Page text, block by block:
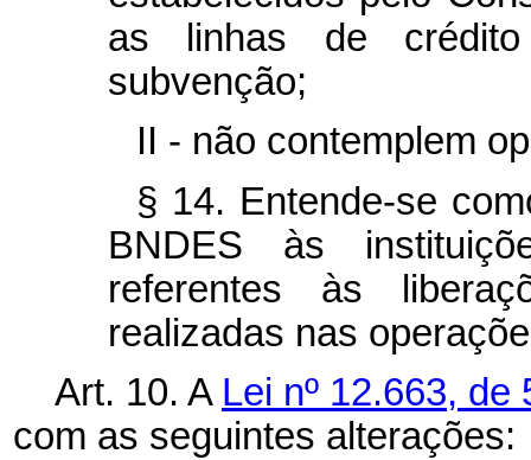
as linhas de
subvenção;
II - não contemplem
§ 14. Entende-se
BNDES às
referentes às
realizadas nas
Art. 10. A Lei nº 12.663,
com as seguintes alterações: